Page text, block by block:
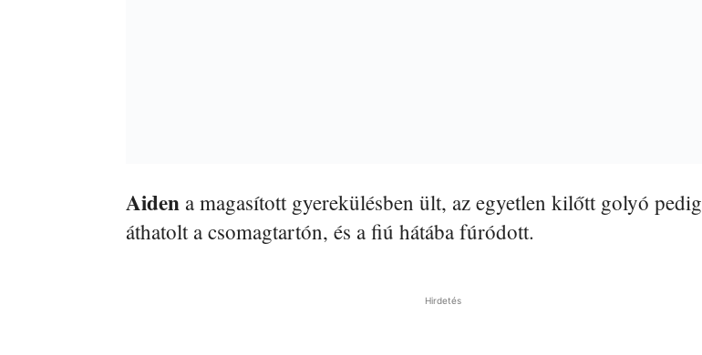
Aiden a magasított gyerekülésben ült, az egyetlen kilőtt golyó pedig
áthatolt a csomagtartón, és a fiú hátába fúródott.
Hirdetés